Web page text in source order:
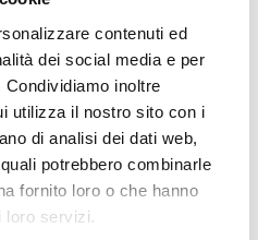
contenuti ed
dei social media e per
inoltre
utilizza il nostro sito con i
di analisi dei dati web,
potrebbero combinarle
fornito loro o che hanno
loro servizi.